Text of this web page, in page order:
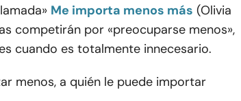
Me importa menos más (Olivia
competirán por «preocuparse menos»,
cuando es totalmente innecesario.
menos, a quién le puede importar